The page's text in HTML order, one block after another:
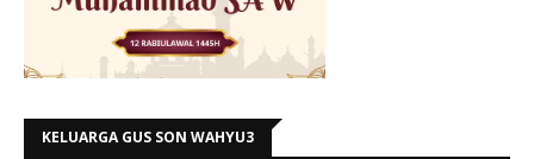
KELUARGA GUS SON WAHYU3